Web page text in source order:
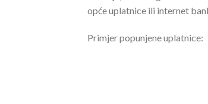
opće uplatnice ili internet
Primjer popunjene uplatnice: